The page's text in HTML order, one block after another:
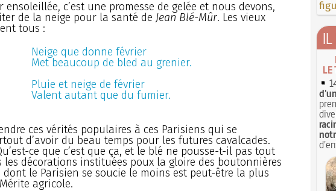
ensoleillée, c’est une promesse de gelée et nous devons,
de la neige pour la santé de Jean Blé-Mûr. Les vieux
tous :
Neige que donne février
Met beaucoup de bled au grenier.
Pluie et neige de février
Valent autant que du fumier.
ces vérités populaires à ces Parisiens qui se
d’avoir du beau temps pour les futures cavalcades.
ce que c’est que ça, et le blé ne pousse-t-il pas tout
les décorations instituées poux la gloire des boutonnières
dont le Parisien se soucie le moins est peut-être la plus
agricole.
LE